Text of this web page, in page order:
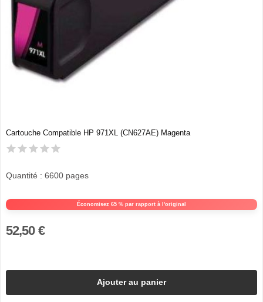
Cartouche Compatible HP 971XL (CN627AE) Magenta
Économisez 65 % par rapport à l'original
Quantité : 6600 pages
52,50 €
Ajouter au panier